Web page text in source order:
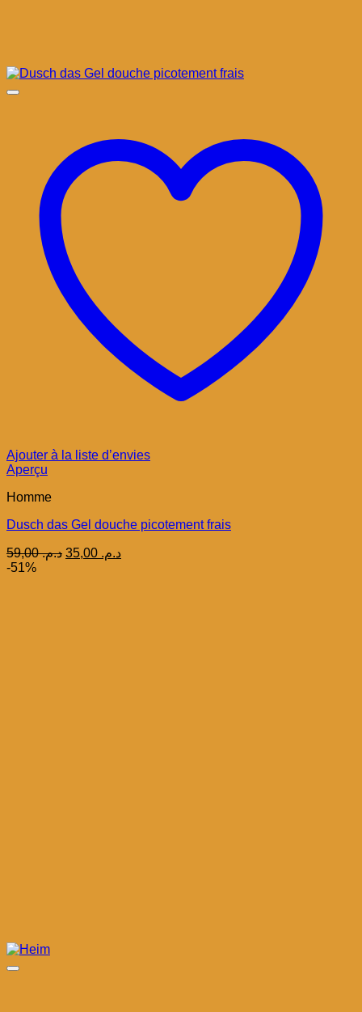
Ajouter à la liste d’envies
Aperçu
Homme
Dusch das Gel douche picotement frais
د.م.59,00
Le
د.م.Le
-51%